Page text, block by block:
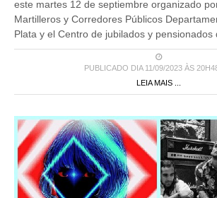
este martes 12 de septiembre organizado
Martilleros y Corredores Públicos
Plata y el Centro de jubilados y pensionados
PUBLICADO DIA 11/09/2023 ÀS
LEIA MAIS ...